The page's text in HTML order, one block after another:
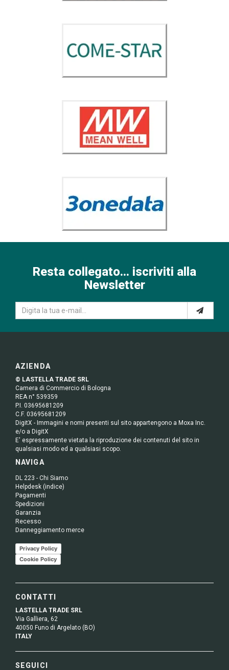
Resta collegato... iscriviti alla
Newsletter
AZIENDA
© LASTELLA TRADE SRL
Camera di Commercio di Bologna
REA n° 539359
P.I. 03695681209
C.F. 03695681209
DigitX - Immagini e nomi presenti sul sito appartengono a Moxa Inc.
e/o a DigitX
E' espressamente vietata la riproduzione dei contenuti del sito in
qualsiasi modo ed a qualsiasi scopo.
NAVIGA
DL 223 - Chi Siamo
Helpdesk (indice)
Pagamenti
Spedizioni
Garanzia
Recesso
Danneggiamento merce
Privacy Policy
Cookie Policy
CONTATTI
LASTELLA TRADE SRL
Via Galliera, 62
40050 Funo di Argelato (BO)
ITALY
SEGUICI